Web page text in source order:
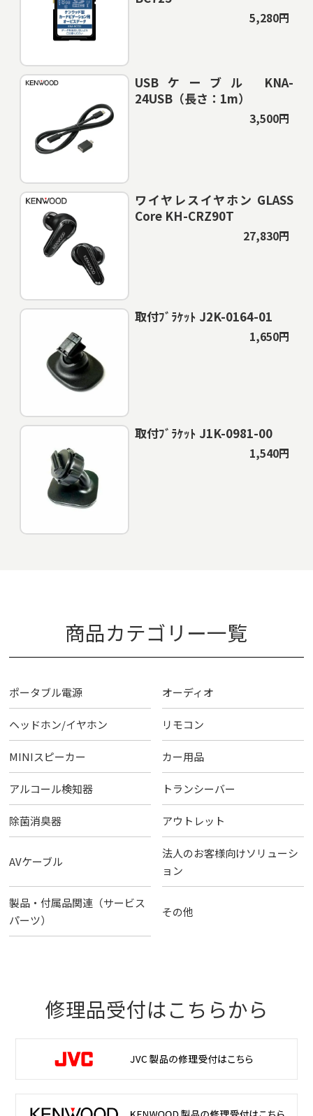
5,280円
USBケーブル KNA-
24USB（長さ：1m）
3,500円
ワイヤレスイヤホン GLASS
Core KH-CRZ90T
27,830円
取付ﾌﾞﾗｹｯﾄ J2K-0164-01
1,650円
取付ﾌﾞﾗｹｯﾄ J1K-0981-00
1,540円
商品カテゴリー一覧
ポータブル電源 オーディオ
ヘッドホン/イヤホン リモコン
MINIスピーカー カー用品
アルコール検知器 トランシーバー
除菌消臭器 アウトレット
AVケーブル
法人のお客様向けソリューシ
ョン
製品・付属品関連（サービス
パーツ）
その他
修理品受付はこちらから